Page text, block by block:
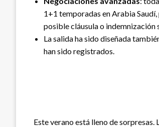
1+1 temporadas en Arabia
posible cláusula o indemnización
La salida ha sido diseñada
han sido registrados.
Este verano está lleno de